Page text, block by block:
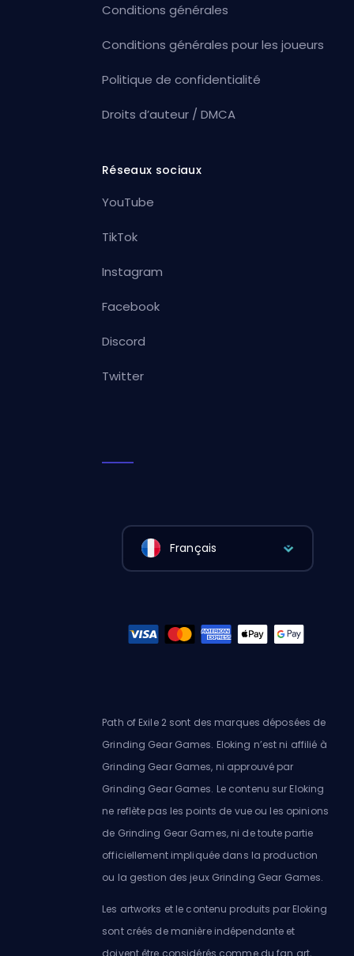
Conditions générales
Conditions générales pour les joueurs
Politique de confidentialité
Droits d’auteur / DMCA
Réseaux sociaux
YouTube
TikTok
Instagram
Facebook
Discord
Twitter
Français
Path of Exile 2 sont des marques déposées de
Grinding Gear Games. Eloking n’est ni affilié à
Grinding Gear Games, ni approuvé par
Grinding Gear Games. Le contenu sur Eloking
ne reflète pas les points de vue ou les opinions
de Grinding Gear Games, ni de toute partie
officiellement impliquée dans la production
ou la gestion des jeux Grinding Gear Games.
Les artworks et le contenu produits par Eloking
sont créés de manière indépendante et
doivent être considérés comme du fan art,